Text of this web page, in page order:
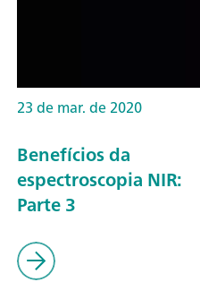
23 de mar. de 2020
Benefícios da
espectroscopia NIR:
Parte 3